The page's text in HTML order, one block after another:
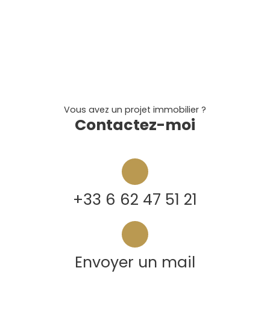
Vous avez un projet immobilier ?
Contactez-moi
+33 6 62 47 51 21
Envoyer un mail